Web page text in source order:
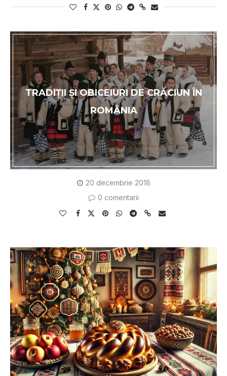
TRADIȚII ȘI OBICEIURI DE CRĂCIUN ÎN
ROMÂNIA
20 decembrie 2018
0 comentarii